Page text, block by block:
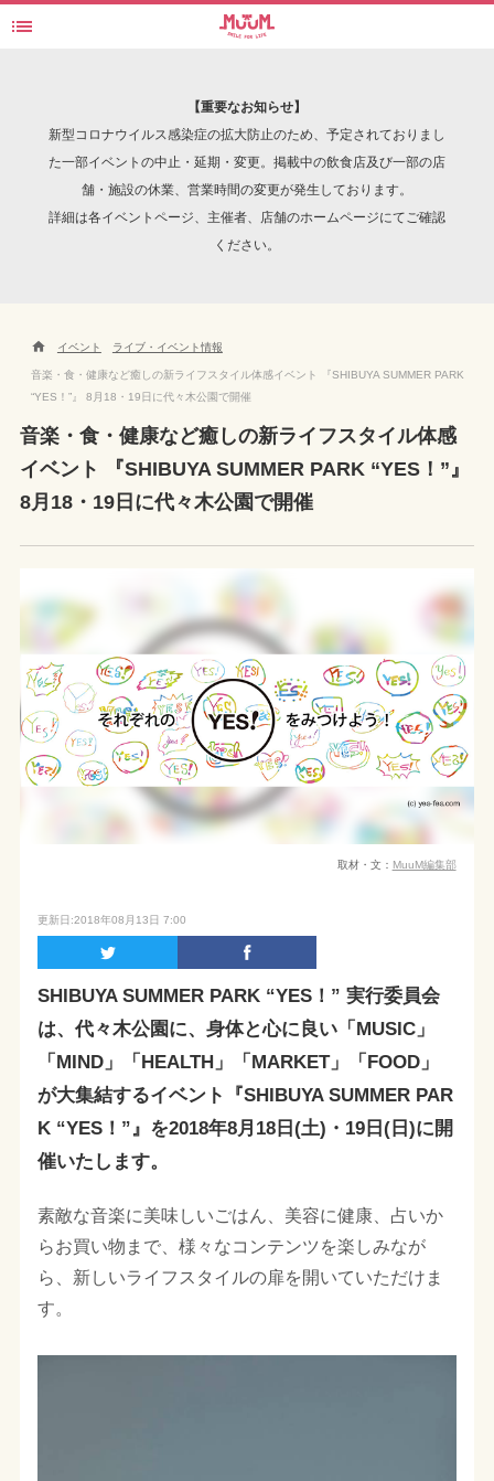
SHIBUYA SUMMER PARK “YES！”
INTERVIEW

【重要なお知らせ】
新型コロナウイルス感染症の拡大防止のため、予定されておりまし
た一部イベントの中止・延期・変更。掲載中の飲食店及び一部の店
舗・施設の休業、営業時間の変更が発生しております。
詳細は各イベントページ、主催者、店舗のホームページにてご確認
ください。
 イベント ライブ・イベント情報
音楽・食・健康など癒しの新ライフスタイル体感イベント 『SHIBUYA SUMMER PARK
“YES！”』 8月18・19日に代々木公園で開催
音楽・食・健康など癒しの新ライフスタイル体感
イベント 『SHIBUYA SUMMER PARK “YES！”』
8月18・19日に代々木公園で開催
取材・文： MuuM編集部
更新日:2018年08月13日 7:00
SHIBUYA SUMMER PARK “YES！” 実行委員会
は、代々木公園に、身体と心に良い「MUSIC」
「MIND」「HEALTH」「MARKET」「FOOD」
が大集結するイベント『SHIBUYA SUMMER PAR
K “YES！”』を2018年8月18日(土)・19日(日)に開
催いたします。
素敵な音楽に美味しいごはん、美容に健康、占いか
らお買い物まで、様々なコンテンツを楽しみなが
ら、新しいライフスタイルの扉を開いていただけま
す。